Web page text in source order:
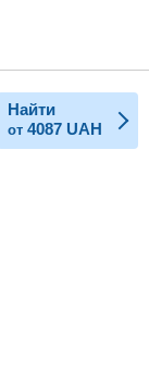
Найти
от 4087 UAH